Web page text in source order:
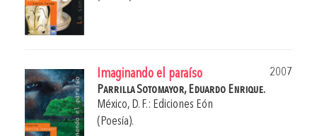
Imaginando el paraíso
2007
Parrilla Sotomayor, Eduardo Enrique.
México, D. F.: Ediciones Eón
(Poesía).